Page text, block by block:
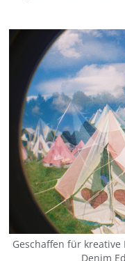
Geschaffen für kreative
Denim